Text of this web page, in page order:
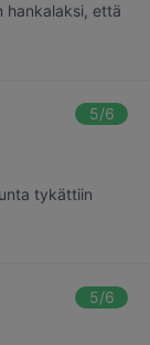
hankalaksi, että
5/6
tykättiin
5/6